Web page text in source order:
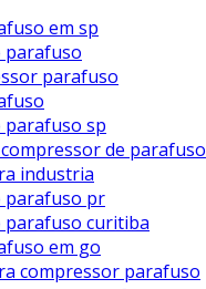
em sp
parafuso
parafuso
parafuso sp
de parafuso
industria
parafuso pr
parafuso curitiba
em go
compressor parafuso